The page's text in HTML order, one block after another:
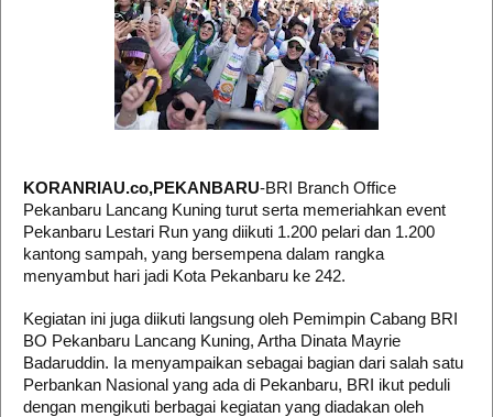
KORANRIAU.co,PEKANBARU-BRI Branch Office
Pekanbaru Lancang Kuning turut serta memeriahkan event
Pekanbaru Lestari Run yang diikuti 1.200 pelari dan 1.200
kantong sampah, yang bersempena dalam rangka
menyambut hari jadi Kota Pekanbaru ke 242.
Kegiatan ini juga diikuti langsung oleh Pemimpin Cabang BRI
BO Pekanbaru Lancang Kuning, Artha Dinata Mayrie
Badaruddin. Ia menyampaikan sebagai bagian dari salah satu
Perbankan Nasional yang ada di Pekanbaru, BRI ikut peduli
dengan mengikuti berbagai kegiatan yang diadakan oleh